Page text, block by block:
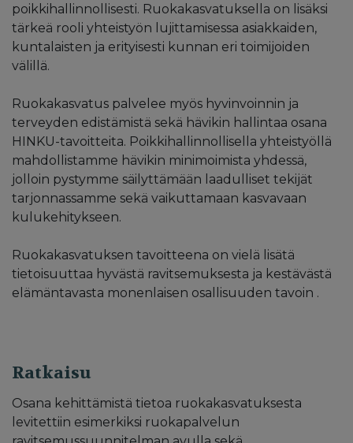
poikkihallinnollisesti. Ruokakasvatuksella on lisäksi
tärkeä rooli yhteistyön lujittamisessa asiakkaiden,
kuntalaisten ja erityisesti kunnan eri toimijoiden
välillä.
Ruokakasvatus palvelee myös hyvinvoinnin ja
terveyden edistämistä sekä hävikin hallintaa osana
HINKU-tavoitteita. Poikkihallinnollisella yhteistyöllä
mahdollistamme hävikin minimoimista yhdessä,
jolloin pystymme säilyttämään laadulliset tekijät
tarjonnassamme sekä vaikuttamaan kasvavaan
kulukehitykseen.
Ruokakasvatuksen tavoitteena on vielä lisätä
tietoisuuttaa hyvästä ravitsemuksesta ja kestävästä
elämäntavasta monenlaisen osallisuuden tavoin .
Ratkaisu
Osana kehittämistä tietoa ruokakasvatuksesta
levitettiin esimerkiksi ruokapalvelun